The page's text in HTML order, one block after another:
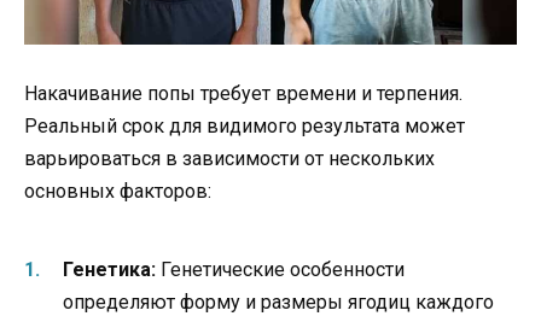
Накачивание попы требует времени и терпения.
Реальный срок для видимого результата может
варьироваться в зависимости от нескольких
основных факторов:
Генетика: Генетические особенности
определяют форму и размеры ягодиц каждого